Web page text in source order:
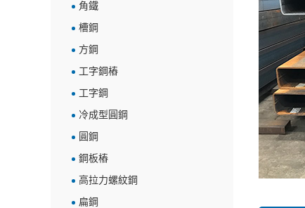
角鐵
槽鋼
方鋼
工字鋼樁
工字鋼
冷成型圓鋼
圓鋼
鋼板樁
高拉力螺紋鋼
扁鋼